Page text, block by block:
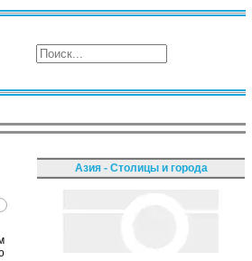
Азия - Столицы и города